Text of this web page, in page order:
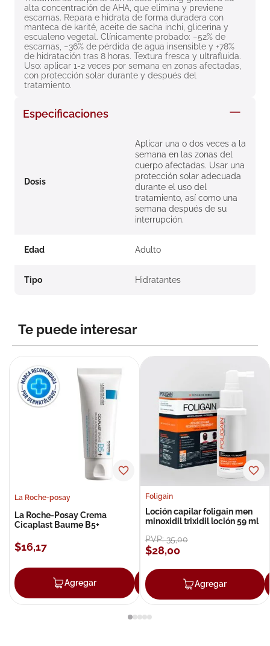
alta concentración de AHA, que elimina y previene
escamas. Repara e hidrata de forma duradera con
manteca de karité, aceite de sacha inchi, glicerina y
escualeno vegetal. Clínicamente probado: −52% de
escamas, −36% de pérdida de agua insensible y +78%
de hidratación tras 8 horas. Textura fresca y ultrafluida.
Uso: aplicar 1-2 veces por semana en zonas afectadas,
con protección solar durante y después del
tratamiento.
Especificaciones
Dosis
Aplicar una o dos veces a la
semana en las zonas del
cuerpo afectadas. Usar una
protección solar adecuada
durante el uso del
tratamiento, así como una
semana después de su
interrupción.
Edad Adulto
Tipo Hidratantes
Te puede interesar
La Roche-posay
La Roche-Posay Crema
Cicaplast Baume B5+
$16,17
Agregar Agregar
Foligain
Loción capilar foligain men
minoxidil trixidil loción 59 ml
PVP:35,00
$28,00
Agregar
8. roche posay
9. isdin
10 .pañales